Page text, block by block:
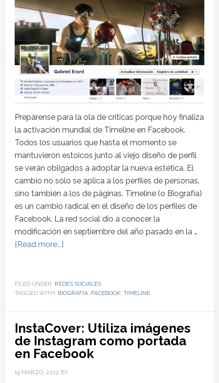
Prepárense para la ola de críticas porque hoy finaliza
la activación mundial de Timeline en Facebook.
Todos los usuarios que hasta el momento se
mantuvieron estoicos junto al viejo diseño de perfil
se verán obligados a adoptar la nueva estética. El
cambio no sólo se aplica a los perfiles de personas,
sino también a los de páginas. Timeline (o Biografía)
es un cambio radical en el diseño de los perfiles de
Facebook. La red social dio a conocer la
modificación en septiembre del año pasado en la …
[Read more...]
FILED UNDER: REDES SOCIALES
TAGGED WITH: BIOGRAFÍA, FACEBOOK, TIMELINE
InstaCover: Utiliza imágenes
de Instagram como portada
en Facebook
19 MARZO, 2012 BY